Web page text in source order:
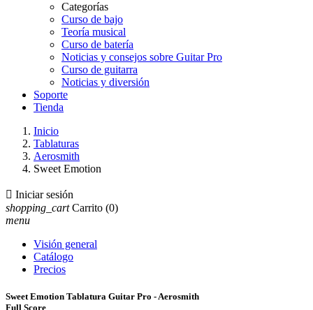
Categorías
Curso de bajo
Teoría musical
Curso de batería
Noticias y consejos sobre Guitar Pro
Curso de guitarra
Noticias y diversión
Soporte
Tienda
Inicio
Tablaturas
Aerosmith
Sweet Emotion
 Iniciar sesión
shopping_cart Carrito (0)
menu
Visión general
Catálogo
Precios
Sweet Emotion Tablatura Guitar Pro - Aerosmith
Full Score